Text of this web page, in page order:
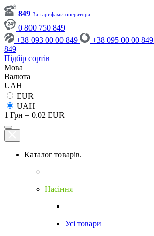
849 За тарифами оператора
0 800 750 849
+38 093 00 00 849
+38 095 00 00 849
849
Підбір сортів
Мова
Валюта
UAH
EUR
UAH
1 Грн = 0.02 EUR
Каталог товарів.
Насіння
Усі товари